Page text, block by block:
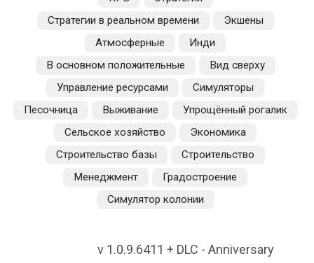
Стратегии в реальном времени
Экшены
Атмосферные
Инди
В основном положительные
Вид сверху
Управление ресурсами
Симуляторы
Песочница
Выживание
Упрощённый рогалик
Сельское хозяйство
Экономика
Строительство базы
Строительство
Менеджмент
Градостроение
Симулятор колонии
v 1.0.9.6411 + DLC - Anniversary